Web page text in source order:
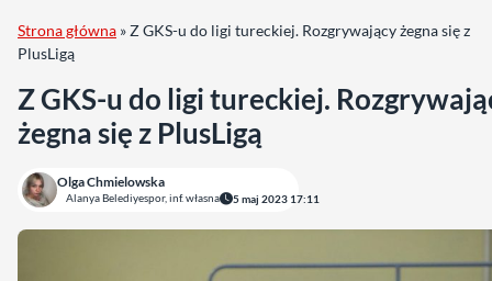
Strona główna »Z GKS-u do ligi tureckiej. Rozgrywający żegna się z
PlusLigą
Z GKS-u do ligi tureckiej.
żegna się z PlusLigą
Olga Chmielowska
Alanya Belediyespor, inf. własna 5 maj 2023 17:11